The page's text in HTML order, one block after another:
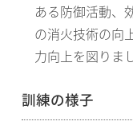
ある防御活動、
の消火技術の向
力向上を図りま
訓練の様子